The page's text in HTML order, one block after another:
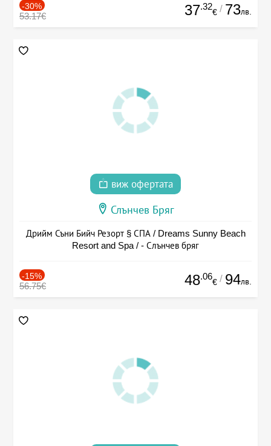
-30%
53.17€ 37.32
€ / 73лв.
виж офертата
Слънчев Бряг
Дрийм Съни Бийч Резорт § СПА / Dreams Sunny Beach
Resort and Spa / - Слънчев бряг
-15%
56.75€ 48.06
€ / 94лв.